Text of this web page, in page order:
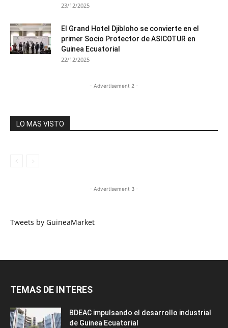
23/12/2025
El Grand Hotel Djibloho se convierte en el
primer Socio Protector de ASICOTUR en
Guinea Ecuatorial
22/12/2025
- Advertisement 2 -
LO MAS VISTO
- Advertisement 3 -
Tweets by GuineaMarket
TEMAS DE INTERES
BDEAC impulsando el desarrollo industrial
de Guinea Ecuatorial